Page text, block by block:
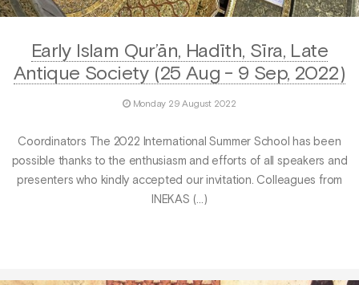
Early Islam Qur’ān, Hadīth, Sīra, Late
Antique Society (25 Aug - 9 Sep, 2022)
Monday 29 August 2022
Coordinators The 2022 International Summer School has been
possible thanks to the enthusiasm and efforts of all speakers and
presenters who kindly accepted our invitation. Colleagues from
INEKAS (…)